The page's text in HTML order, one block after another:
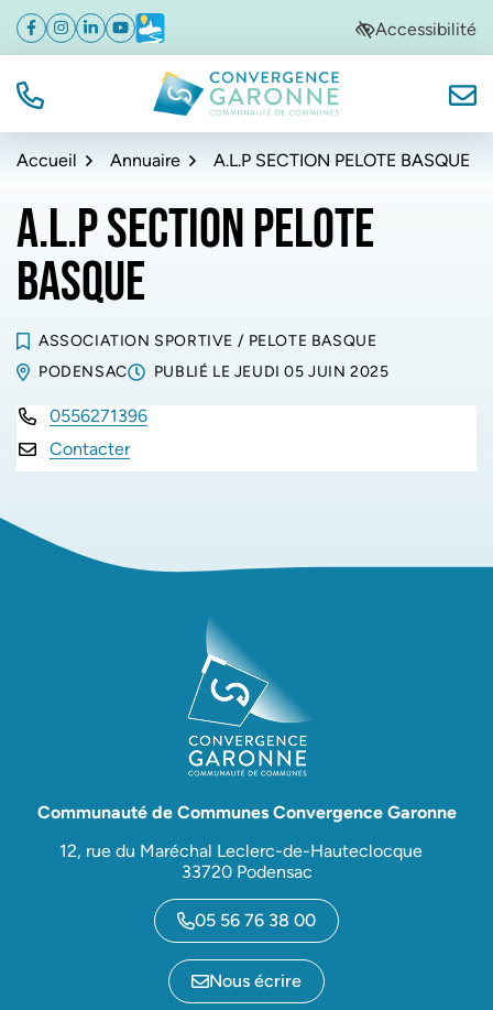
Aller
navigation
Aller
au
Aller
au
de
Facebook
(ouverture dans un nouvel onglet)
Instagram
(ouverture dans un nouvel onglet)
Linkedin
(ouverture dans un nouvel onglet)
YouTube
(ouverture dans un nouvel onglet)
Météo
(ouverture dans un nouvel onglet)Accessibilité
TÉL. Convergence Garonne
Accueil Annuaire A.L.P SECTION PELOTE BASQUE
A.L.P SECTION PELOTE
BASQUE
ASSOCIATION SPORTIVE / PELOTE BASQUE
PODENSAC
PUBLIÉ LE JEUDI 05 JUIN 2025
INFOS UTILES
0556271396
Contacter
Communauté de Communes Convergence Garonne
12, rue du Maréchal Leclerc-de-Hauteclocque
33720 Podensac
05 56 76 38 00
Nous écrire